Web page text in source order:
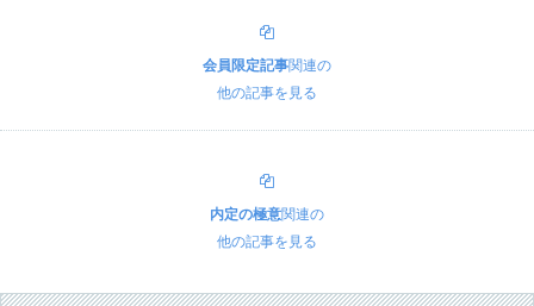
会員限定記事関連の
他の記事を見る
内定の極意関連の
他の記事を見る